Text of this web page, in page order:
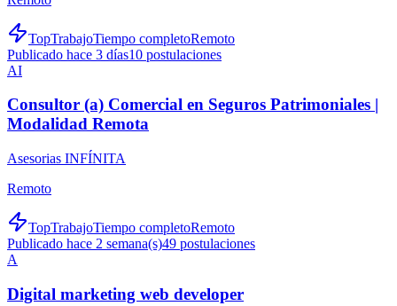
TopTrabajoTiempo completoRemoto
Publicado hace 3 días10 postulaciones
AI
Consultor (a) Comercial en Seguros Patrimoniales |
Modalidad Remota
Asesorias INFÍNITA
Remoto
TopTrabajoTiempo completoRemoto
Publicado hace 2 semana(s)49 postulaciones
A
Digital marketing web developer